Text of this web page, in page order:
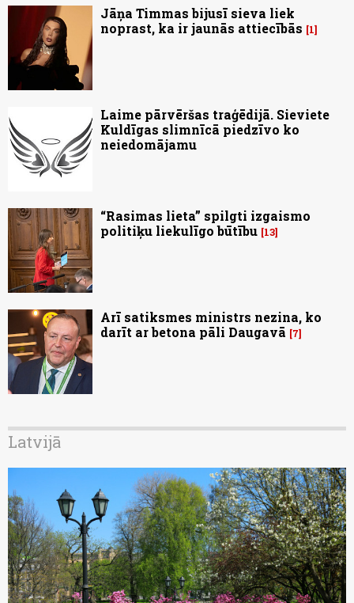
Jāņa Timmas bijusī sieva liek
noprast, ka ir jaunās attiecībās
1
Laime pārvēršas traģēdijā. Sieviete
Kuldīgas slimnīcā piedzīvo ko
neiedomājamu
“Rasimas lieta” spilgti izgaismo
politiķu liekulīgo būtību 13
Arī satiksmes ministrs nezina, ko
darīt ar betona pāli Daugavā
7
Latvijā